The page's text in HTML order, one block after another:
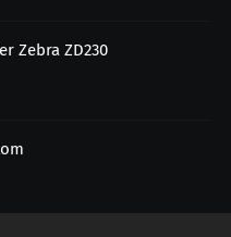
Zebra ZD230